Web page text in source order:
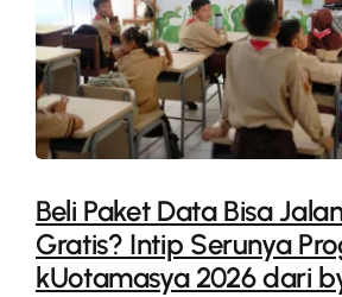
Beli Paket Data Bisa
Gratis? Intip Serunya
kUotamasya 2026 dari